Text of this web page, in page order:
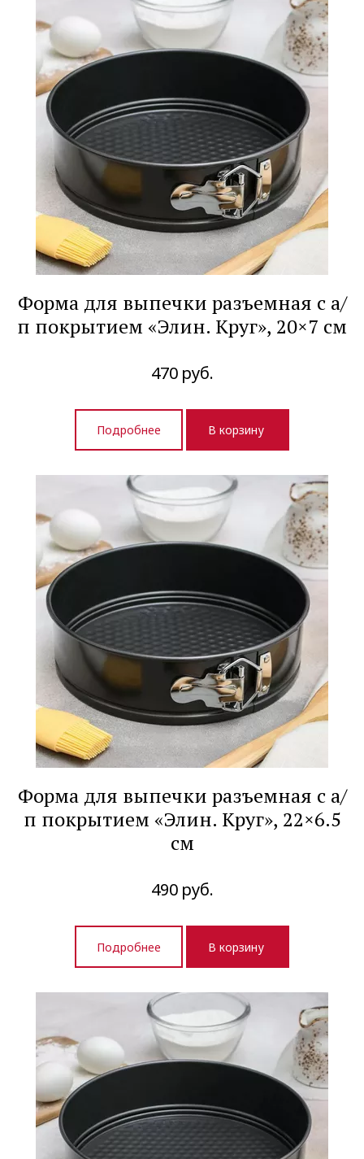
Форма для выпечки разъемная с а/
п покрытием «Элин. Круг», 20×7 см
470 руб.
Подробнее В корзину
Форма для выпечки разъемная с а/
п покрытием «Элин. Круг», 22×6.5
см
490 руб.
Подробнее В корзину